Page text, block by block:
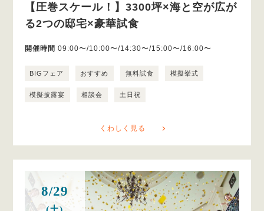
【圧巻スケール！】3300坪×海と空が広が
る2つの邸宅×豪華試食
開催時間 09:00〜/10:00〜/14:30〜/15:00〜/16:00〜
BIGフェア おすすめ 無料試食 模擬挙式
模擬披露宴 相談会 土日祝
くわしく見る
8/29